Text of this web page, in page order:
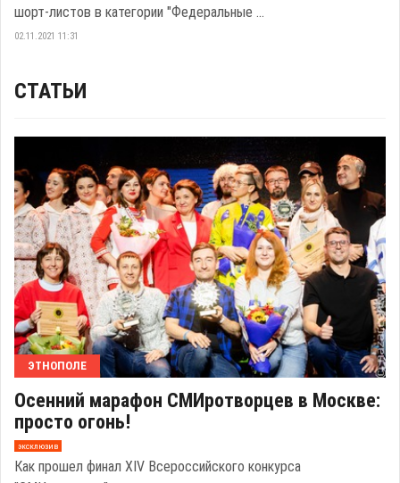
шорт-листов в категории "Федеральные ...
02.11.2021 11:31
СТАТЬИ
ЭТНОПОЛЕ
Осенний марафон СМИротворцев в Москве:
просто огонь!
эксклюзив
Как прошел финал XIV Всероссийского конкурса